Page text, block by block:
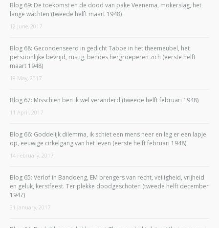
Blog 69: De toekomst en de dood van pake Veenema, mokerslag, het
lange wachten (tweede helft maart 1948)
12 June, 2017
Blog 68: Gecondenseerd in gedicht Taboe in het theemeubel, het
persoonlijke bevrijd, rustig, bendes hergroeperen zich (eerste helft
maart 1948)
18 May, 2017
Blog 67: Misschien ben ik wel veranderd (tweede helft februari 1948)
11 April, 2017
Blog 66: Goddelijk dilemma, ik schiet een mens neer en leg er een lapje
op, eeuwige cirkelgang van het leven (eerste helft februari 1948)
14 February, 2017
Blog 65: Verlof in Bandoeng, EM brengers van recht, veiligheid, vrijheid
en geluk, kerstfeest. Ter plekke doodgeschoten (tweede helft december
1947)
31 January, 2017